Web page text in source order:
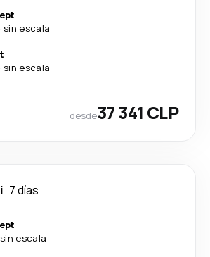
sin escala
sin escala
desde37 341 CLP
7 días
sin escala